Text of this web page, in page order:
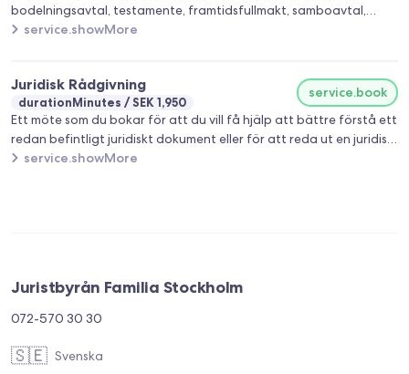
bodelningsavtal, testamente, framtidsfullmakt, samboavtal,
bouppteckning etc. För flertalet av dokumenten tillämpar vi ett
service.showMore
Juridisk Rådgivning
durationMinutes SEK 1,950
service.book
Ett möte som du bokar för att du vill få hjälp att bättre förstå ett
redan befintligt juridiskt dokument eller för att reda ut en juridisk
fråga som du behöver få svar på blir vad vi kallar en juridisk
service.showMore
Juristbyrån Familia Stockholm
072-570 30 30
🇸🇪 Svenska